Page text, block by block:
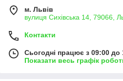
м. Львів
вулиця Сихівська 14, 79066,
Контакти
Сьогодні працює з 09:00 до
Показати весь графік